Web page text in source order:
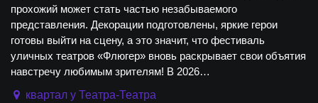
прохожий может стать частью незабываемого
представления. Декорации подготовлены, яркие герои
готовы выйти на сцену, а это значит, что фестиваль
уличных театров «Флюгер» вновь раскрывает свои объятия
навстречу любимым зрителям! В 2026…
квартал у Театра-Театра